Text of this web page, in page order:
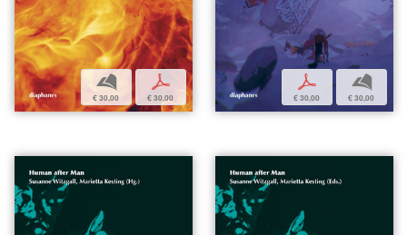
b
€ 30,00
p
€ 30,00
p
€ 30,00
b
€ 30,00